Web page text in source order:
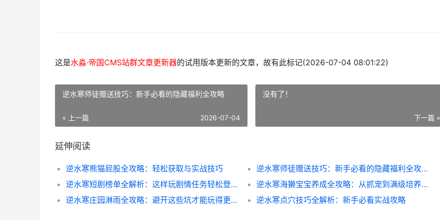
这是水淼·帝国CMS站群文章更新器的试用版本更新的文章，故有此标记(2026-07-04 08:01:22)
逆水寒师徒赠送技巧：新手必看的隐藏福利全攻略
« 上一篇 2026-07-04
没有了！
下一篇 »
延伸阅读
逆水寒熊猫屁股全攻略：轻松获取与实战技巧
逆水寒师徒赠送技巧：新手必看的隐藏福利全攻略
逆水寒短剧榜单全解析：这样玩剧情任务轻松登顶
逆水寒海獭宝宝养成全攻略：从抓宠到满级培养技巧
逆水寒庄园淋雨全攻略：避开这些坑才能玩得更久
逆水寒点穴技巧全解析：新手必看实战攻略